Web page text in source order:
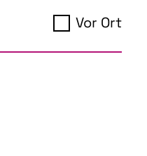
Vor Ort